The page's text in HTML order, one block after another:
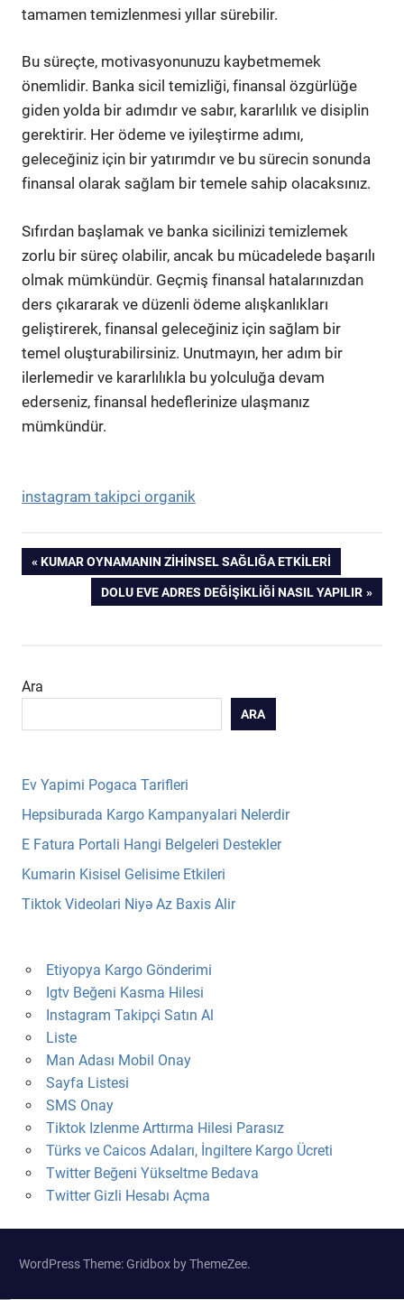
tamamen temizlenmesi yıllar sürebilir.
Bu süreçte, motivasyonunuzu kaybetmemek
önemlidir. Banka sicil temizliği, finansal özgürlüğe
giden yolda bir adımdır ve sabır, kararlılık ve disiplin
gerektirir. Her ödeme ve iyileştirme adımı,
geleceğiniz için bir yatırımdır ve bu sürecin sonunda
finansal olarak sağlam bir temele sahip olacaksınız.
Sıfırdan başlamak ve banka sicilinizi temizlemek
zorlu bir süreç olabilir, ancak bu mücadelede başarılı
olmak mümkündür. Geçmiş finansal hatalarınızdan
ders çıkararak ve düzenli ödeme alışkanlıkları
geliştirerek, finansal geleceğiniz için sağlam bir
temel oluşturabilirsiniz. Unutmayın, her adım bir
ilerlemedir ve kararlılıkla bu yolculuğa devam
ederseniz, finansal hedeflerinize ulaşmanız
mümkündür.
instagram takipci organik
Yazı
gezinmesi
PREVIOUS
KUMAR OYNAMANIN ZIHINSEL SAĞLIĞA ETKILERI
NEXT
POST:
DOLU EVE ADRES DEĞIŞIKLIĞI NASIL YAPILIR
Ara
ARA
Ev Yapimi Pogaca Tarifleri
Hepsiburada Kargo Kampanyalari Nelerdir
E Fatura Portali Hangi Belgeleri Destekler
Kumarin Kisisel Gelisime Etkileri
Tiktok Videolari Niyə Az Baxis Alir
Etiyopya Kargo Gönderimi
Igtv Beğeni Kasma Hilesi
Instagram Takipçi Satın Al
Liste
Man Adası Mobil Onay
Sayfa Listesi
SMS Onay
Tiktok Izlenme Arttırma Hilesi Parasız
Türks ve Caicos Adaları, İngiltere Kargo Ücreti
Twitter Beğeni Yükseltme Bedava
Twitter Gizli Hesabı Açma
WordPress Theme: Gridbox by ThemeZee.